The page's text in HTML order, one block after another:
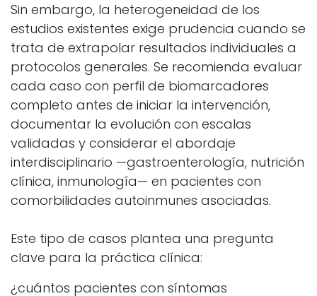
Sin embargo, la heterogeneidad de los
estudios existentes exige prudencia cuando se
trata de extrapolar resultados individuales a
protocolos generales. Se recomienda evaluar
cada caso con perfil de biomarcadores
completo antes de iniciar la intervención,
documentar la evolución con escalas
validadas y considerar el abordaje
interdisciplinario —gastroenterología, nutrición
clínica, inmunología— en pacientes con
comorbilidades autoinmunes asociadas.
Este tipo de casos plantea una pregunta
clave para la práctica clínica:
¿cuántos pacientes con síntomas